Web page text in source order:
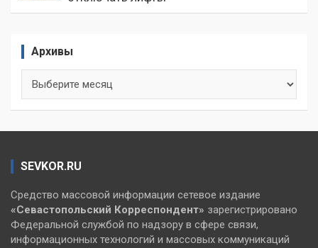
Архивы
SEVKOR.RU
Средство массовой информации сетевое издание
«Севастопольский Корреспондент» зарегистрировано
Федеральной службой по надзору в сфере связи,
информационных технологий и массовых коммуникаций